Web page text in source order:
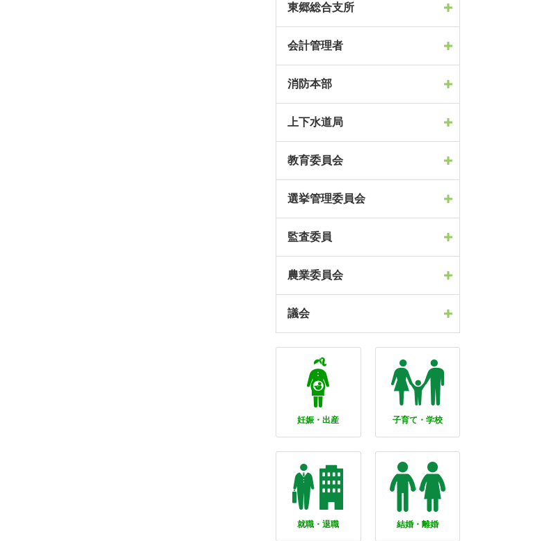
東郷総合支所
会計管理者
消防本部
上下水道局
教育委員会
選挙管理委員会
監査委員
農業委員会
議会
妊娠・出産 子育て・学校
就職・退職 結婚・離婚